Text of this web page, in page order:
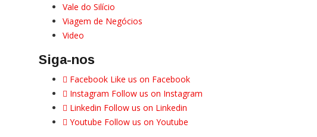
Vale do Silício
Viagem de Negócios
Video
Siga-nos
Facebook Like us on Facebook
Instagram Follow us on Instagram
Linkedin Follow us on Linkedin
Youtube Follow us on Youtube